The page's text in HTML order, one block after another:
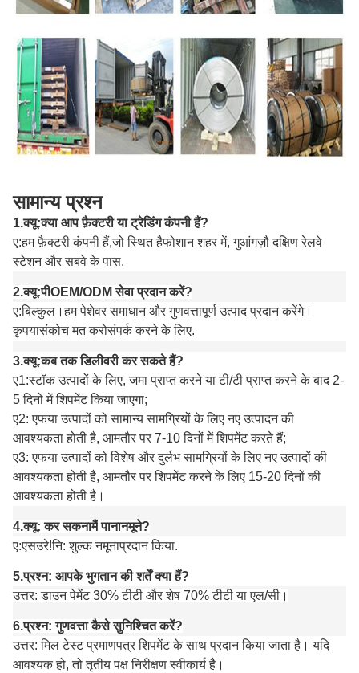
सामान्य प्रश्न
1.क्यू:क्या आप फ़ैक्टरी या ट्रेडिंग कंपनी हैं?
ए:हम फ़ैक्टरी कंपनी हैं,जो स्थित हैफोशान शहर में, गुआंगज़ौ दक्षिण रेलवे
स्टेशन और सबवे के पास.
2.क्यू:पीOEM/ODM सेवा प्रदान करें?
ए:बिल्कुल।हम पेशेवर समाधान और गुणवत्तापूर्ण उत्पाद प्रदान करेंगे।
कृपयासंकोच मत करोसंपर्क करने के लिए.
3.क्यू:कब तक डिलीवरी कर सकते हैं?
ए1:स्टॉक उत्पादों के लिए, जमा प्राप्त करने या टी/टी प्राप्त करने के बाद 2-
5 दिनों में शिपमेंट किया जाएगा;
ए2: एफया उत्पादों को सामान्य सामग्रियों के लिए नए उत्पादन की
आवश्यकता होती है, आमतौर पर 7-10 दिनों में शिपमेंट करते हैं;
ए3: एफया उत्पादों को विशेष और दुर्लभ सामग्रियों के लिए नए उत्पादों की
आवश्यकता होती है, आमतौर पर शिपमेंट करने के लिए 15-20 दिनों की
आवश्यकता होती है।
4.क्यू: कर सकनामैं पानानमूने?
ए:एसउरे!नि: शुल्क नमूनाप्रदान किया.
5.प्रश्न: आपके भुगतान की शर्तें क्या हैं?
उत्तर: डाउन पेमेंट 30% टीटी और शेष 70% टीटी या एल/सी।
6.प्रश्न: गुणवत्ता कैसे सुनिश्चित करें?
उत्तर: मिल टेस्ट प्रमाणपत्र शिपमेंट के साथ प्रदान किया जाता है। यदि
आवश्यक हो, तो तृतीय पक्ष निरीक्षण स्वीकार्य है।